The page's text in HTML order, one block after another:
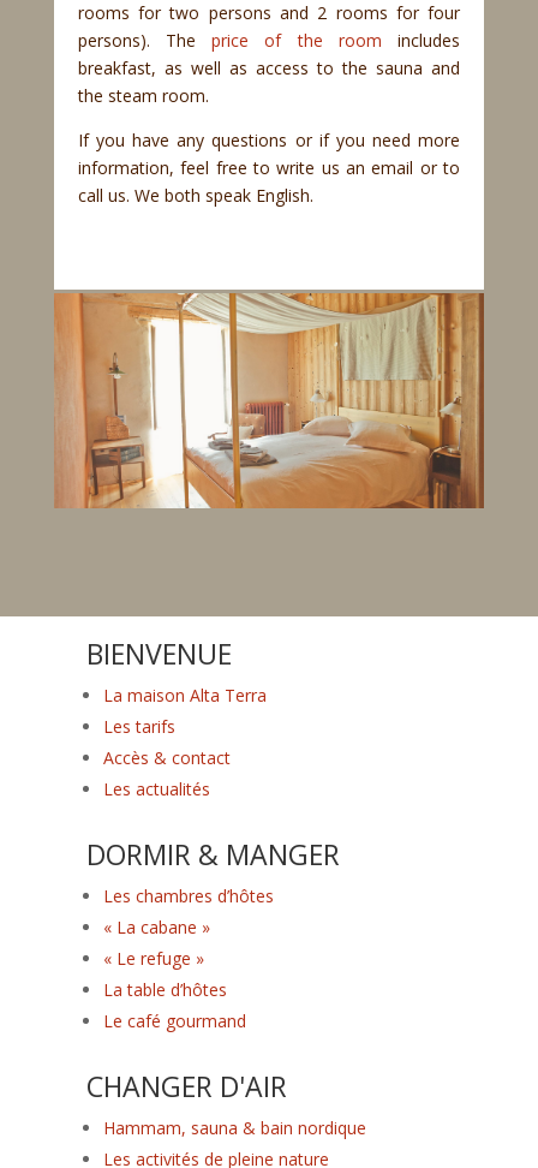
rooms for two persons and 2 rooms for four
persons). Theprice of the room includes
breakfast, as well as access to the sauna and
the steam room.
If you have any questions or if you need more
information, feel free to write us an email or to
call us. We both speak English.
BIENVENUE
La maison Alta Terra
Les tarifs
Accès & contact
Les actualités
DORMIR & MANGER
Les chambres d’hôtes
« La cabane »
« Le refuge »
La table d’hôtes
Le café gourmand
CHANGER D'AIR
Hammam, sauna & bain nordique
Les activités de pleine nature